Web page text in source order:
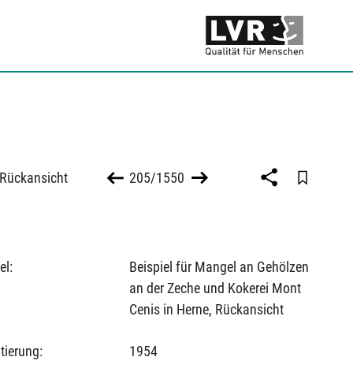
205/1550
Beispiel für Mangel an Gehölzen
an der Zeche und Kokerei Mont
Cenis in Herne, Rückansicht
1954